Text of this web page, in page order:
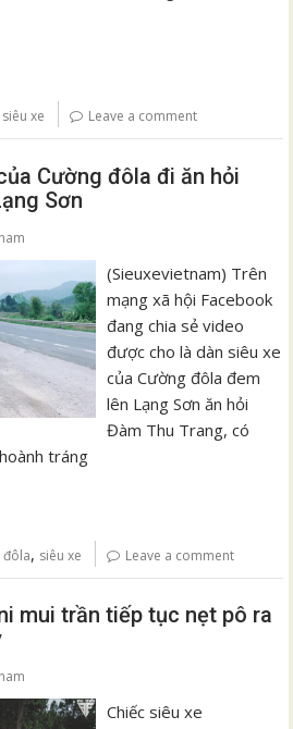
siêu xe Leave a comment
Cường đôla đi ăn hỏi
Sơn
(Sieuxevietnam) Trên
mạng xã hội Facebook
đang chia sẻ video
được cho là dàn siêu xe
của Cường đôla đem
lên Lạng Sơn ăn hỏi
Đàm Thu Trang, có
tráng
đôla, siêu xe Leave a comment
mui trần tiếp tục nẹt pô ra
Chiếc siêu xe